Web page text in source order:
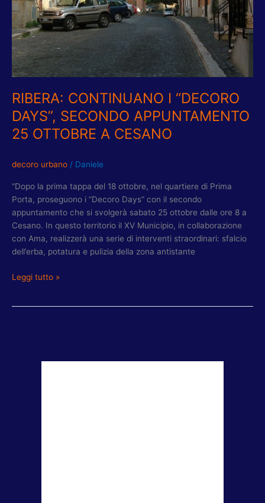
RIBERA: CONTINUANO I “DECORO
DAYS”, SECONDO APPUNTAMENTO
25 OTTOBRE A CESANO
decoro urbano / Daniele
“Dopo la prima tappa del 18 ottobre, nel quartiere di Prima
Porta, proseguono i “Decoro Days” con il secondo
appuntamento che si svolgerà sabato 25 ottobre dalle ore 8 a
Cesano. In questo territorio il XV Municipio, in collaborazione
con Ama, realizzerà una serie di interventi straordinari: sfalcio
dell’erba, potatura e pulizia della zona antistante
OTTOBRE
A
CESANO
Leggi tutto »